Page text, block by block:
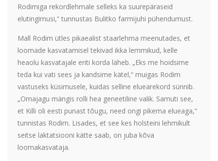
Rodimiga rekordlehmale selleks ka suurepäraseid
elutingimusi,“ tunnustas Bulitko farmijuhi pühendumust.
Mall Rodim ütles pikaealist staarlehma meenutades, et
loomade kasvatamisel tekivad ikka lemmikud, kelle
heaolu kasvatajale eriti korda läheb. „Eks me hoidsime
teda kui vati sees ja kandsime kätel,“ muigas Rodim
vastuseks küsimusele, kuidas selline eluearekord sünnib.
„Omajagu mängis rolli hea geneetiline valik. Samuti see,
et Killi oli eesti punast tõugu, need ongi pikema elueaga,“
tunnistas Rodim. Lisades, et see kes holsteini lehmikult
seitse laktatsiooni kätte saab, on juba kõva
loomakasvataja.